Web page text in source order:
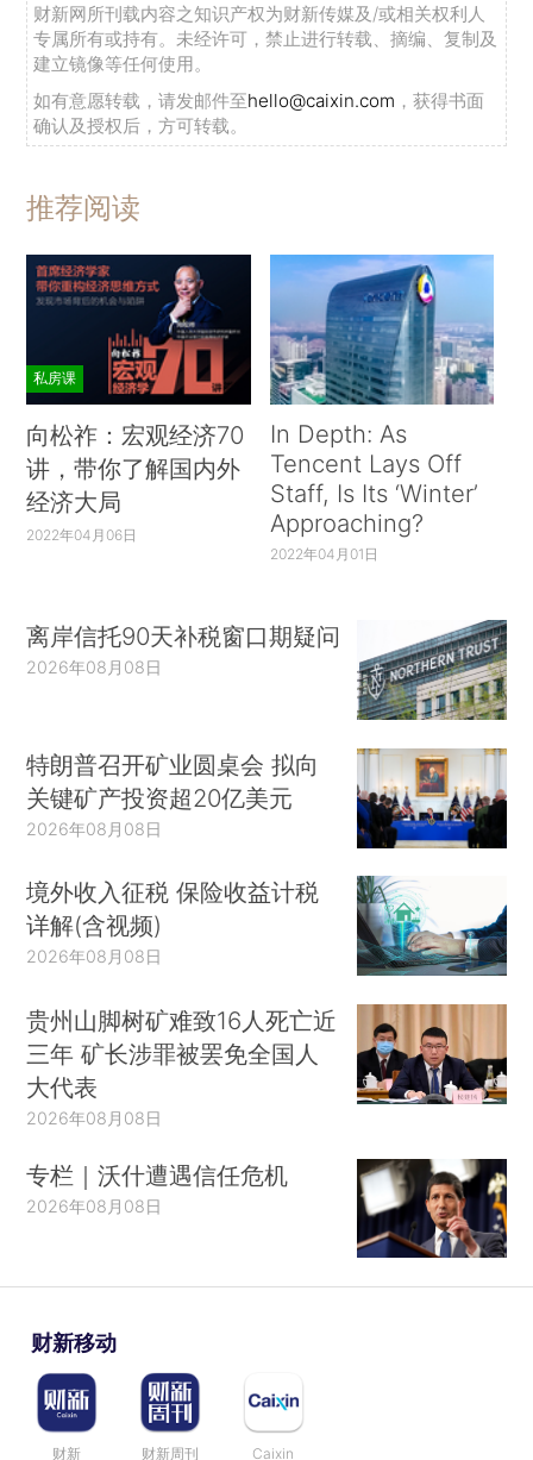
财新网所刊载内容之知识产权为财新传媒及/或相关权利人
专属所有或持有。未经许可，禁止进行转载、摘编、复制及
建立镜像等任何使用。
如有意愿转载，请发邮件至hello@caixin.com ，获得书面
确认及授权后，方可转载。
推荐阅读
私房课
向松祚：宏观经济70
讲，带你了解国内外
经济大局
2022年04月06日
In Depth: As
Tencent Lays Off
Staff, Is Its ‘Winter’
Approaching?
2022年04月01日
离岸信托90天补税窗口期疑问
2026年08月08日
特朗普召开矿业圆桌会 拟向
关键矿产投资超20亿美元
2026年08月08日
境外收入征税 保险收益计税
详解(含视频)
2026年08月08日
贵州山脚树矿难致16人死亡近
三年 矿长涉罪被罢免全国人
大代表
2026年08月08日
专栏｜沃什遭遇信任危机
2026年08月08日
财新移动
财新 财新周刊 Caixin